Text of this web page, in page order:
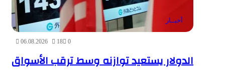
أخبــار
06.08.2026 0
18
الدولار يستعيد توازنه وسط ترقب الأسواق